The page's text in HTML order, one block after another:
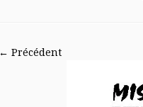
← Précédent